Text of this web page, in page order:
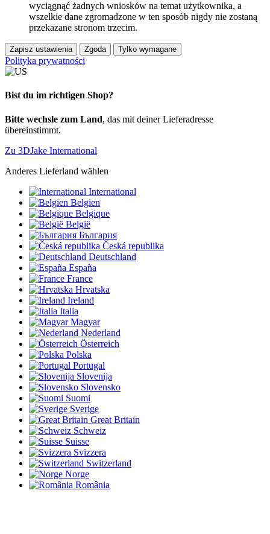
wyciągnąć żadnych wniosków na temat użytkownika, a
wszelkie dane zgromadzone w ten sposób nigdy nie zostaną
przekazane stronom trzecim.
Zapisz ustawienia Zgoda Tylko wymagane
Polityka prywatności
Bist du im richtigen Shop?
Bitte wechsle zum Land, das mit deiner Lieferadresse
übereinstimmt.
Zu 3DJake International
Anderes Lieferland wählen
International
Belgien
Belgique
België
България
Česká republika
Deutschland
España
France
Hrvatska
Ireland
Italia
Magyar
Nederland
Österreich
Polska
Portugal
Slovenija
Slovensko
Suomi
Sverige
Great Britain
Schweiz
Suisse
Svizzera
Switzerland
Norge
România